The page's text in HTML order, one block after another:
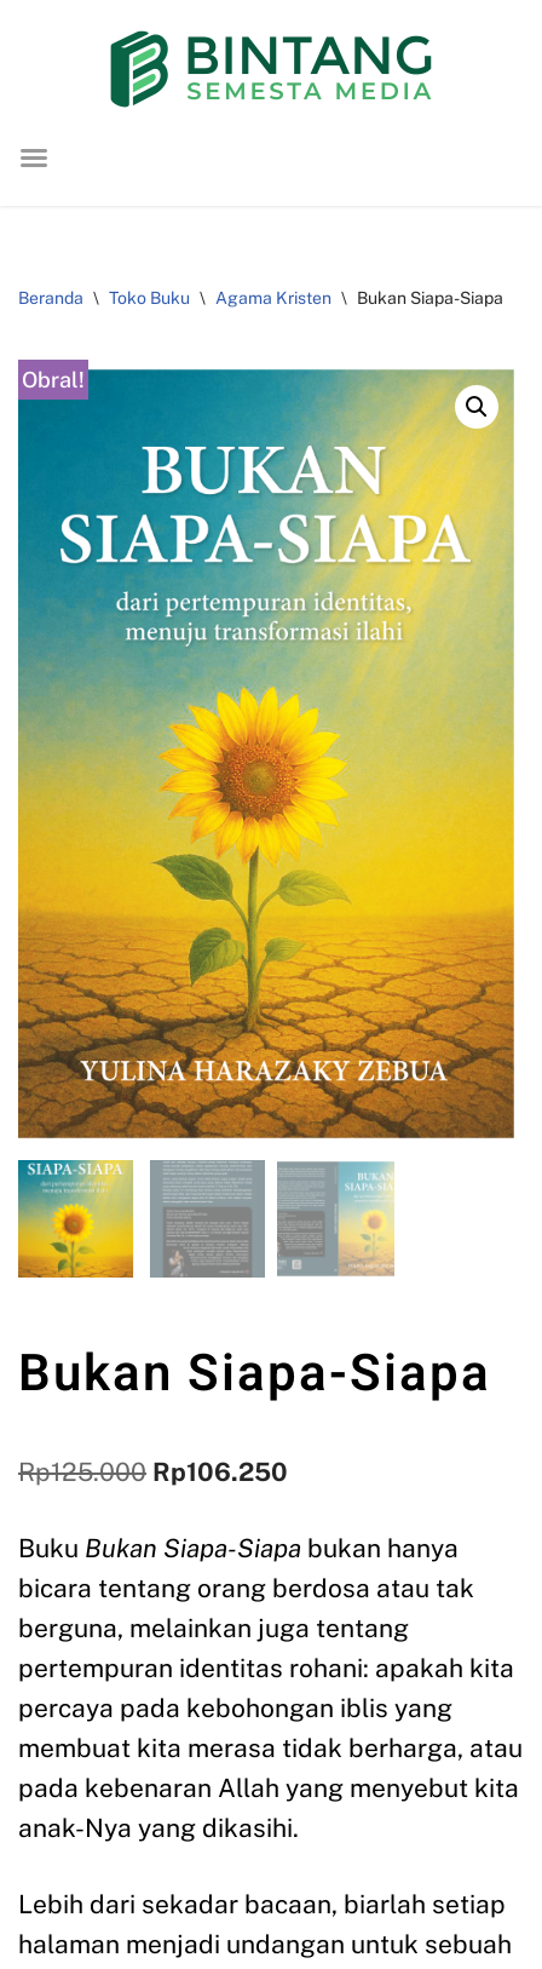
konten
Beranda \ Toko Buku \ Agama Kristen \ Bukan Siapa-Siapa
Obral!
Bukan Siapa-Siapa
Rp125.000 Rp106.250
Buku Bukan Siapa-Siapa bukan hanya
bicara tentang orang berdosa atau tak
berguna, melainkan juga tentang
pertempuran identitas rohani: apakah kita
percaya pada kebohongan iblis yang
membuat kita merasa tidak berharga, atau
pada kebenaran Allah yang menyebut kita
anak-Nya yang dikasihi.
Lebih dari sekadar bacaan, biarlah setiap
halaman menjadi undangan untuk sebuah